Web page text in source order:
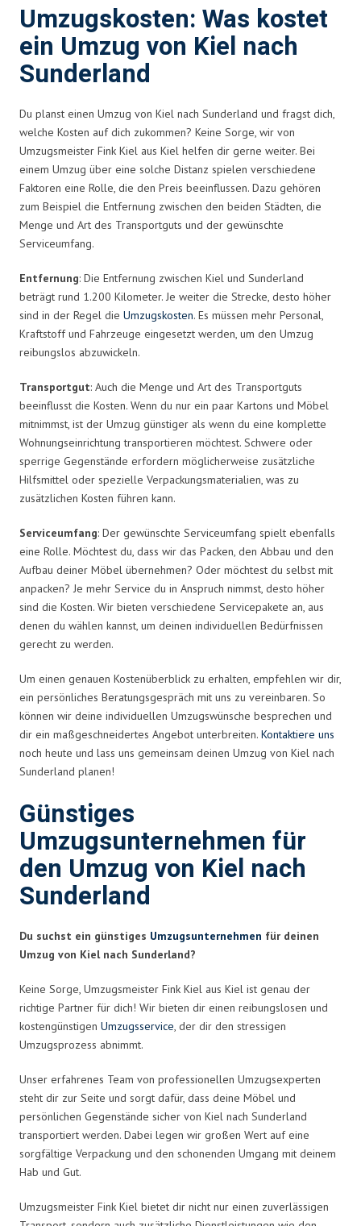
Umzugskosten: Was kostet
ein Umzug von Kiel nach
Sunderland
Du planst einen Umzug von Kiel nach Sunderland und fragst dich,
welche Kosten auf dich zukommen? Keine Sorge, wir von
Umzugsmeister Fink Kiel aus Kiel helfen dir gerne weiter. Bei
einem Umzug über eine solche Distanz spielen verschiedene
Faktoren eine Rolle, die den Preis beeinflussen. Dazu gehören
zum Beispiel die Entfernung zwischen den beiden Städten, die
Menge und Art des Transportguts und der gewünschte
Serviceumfang.
Entfernung: Die Entfernung zwischen Kiel und Sunderland
beträgt rund 1.200 Kilometer. Je weiter die Strecke, desto höher
sind in der Regel die Umzugskosten. Es müssen mehr Personal,
Kraftstoff und Fahrzeuge eingesetzt werden, um den Umzug
reibungslos abzuwickeln.
Transportgut: Auch die Menge und Art des Transportguts
beeinflusst die Kosten. Wenn du nur ein paar Kartons und Möbel
mitnimmst, ist der Umzug günstiger als wenn du eine komplette
Wohnungseinrichtung transportieren möchtest. Schwere oder
sperrige Gegenstände erfordern möglicherweise zusätzliche
Hilfsmittel oder spezielle Verpackungsmaterialien, was zu
zusätzlichen Kosten führen kann.
Serviceumfang: Der gewünschte Serviceumfang spielt ebenfalls
eine Rolle. Möchtest du, dass wir das Packen, den Abbau und den
Aufbau deiner Möbel übernehmen? Oder möchtest du selbst mit
anpacken? Je mehr Service du in Anspruch nimmst, desto höher
sind die Kosten. Wir bieten verschiedene Servicepakete an, aus
denen du wählen kannst, um deinen individuellen Bedürfnissen
gerecht zu werden.
Um einen genauen Kostenüberblick zu erhalten, empfehlen wir dir,
ein persönliches Beratungsgespräch mit uns zu vereinbaren. So
können wir deine individuellen Umzugswünsche besprechen und
dir ein maßgeschneidertes Angebot unterbreiten. Kontaktiere uns
noch heute und lass uns gemeinsam deinen Umzug von Kiel nach
Sunderland planen!
Günstiges
Umzugsunternehmen für
den Umzug von Kiel nach
Sunderland
Du suchst ein günstiges Umzugsunternehmen für deinen
Umzug von Kiel nach Sunderland?
Keine Sorge, Umzugsmeister Fink Kiel aus Kiel ist genau der
richtige Partner für dich! Wir bieten dir einen reibungslosen und
kostengünstigen Umzugsservice, der dir den stressigen
Umzugsprozess abnimmt.
Unser erfahrenes Team von professionellen Umzugsexperten
steht dir zur Seite und sorgt dafür, dass deine Möbel und
persönlichen Gegenstände sicher von Kiel nach Sunderland
transportiert werden. Dabei legen wir großen Wert auf eine
sorgfältige Verpackung und den schonenden Umgang mit deinem
Hab und Gut.
Umzugsmeister Fink Kiel bietet dir nicht nur einen zuverlässigen